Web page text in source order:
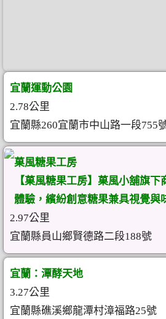
宜蘭運動公園
2.78公里
宜蘭縣260宜蘭市中山路一段755
菓風糖果工房
【菓風糖果工房】菓風小舖旗
體驗，繽紛創意糖果兼具視覺與
2.97公里
宜蘭縣員山鄉賢德路二段188號
宜蘭：潭酵天地
3.27公里
宜蘭縣礁溪鄉龍潭村漳福路25號